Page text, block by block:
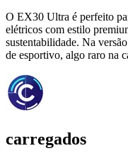
O EX30 Ultra é perfeito
elétricos com estilo
sustentabilidade. Na
de esportivo, algo raro na
carregados